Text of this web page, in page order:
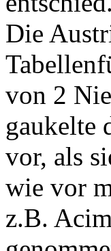
Die
von 2
gaukelte
vor, als
wie vor
z.B.